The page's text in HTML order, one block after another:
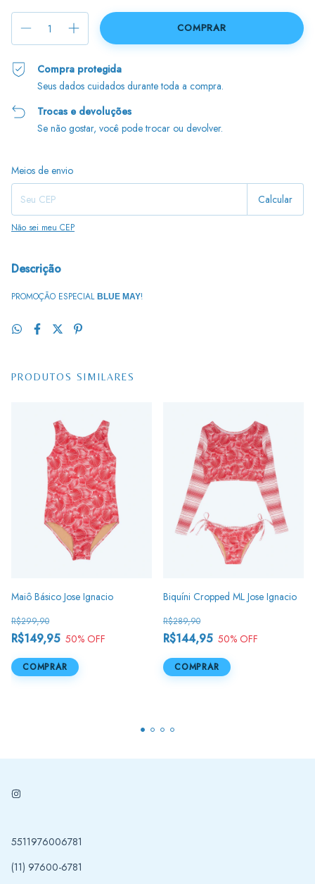
Compra protegida
Seus dados cuidados durante toda a compra.
Trocas e devoluções
Se não gostar, você pode trocar ou devolver.
Entregas para o CEP:
Meios de envio
Calcular
Não sei meu CEP
Descrição
PROMOÇÃO ESPECIAL BLUE MAY!
PRODUTOS SIMILARES
Maiô Básico Jose Ignacio
R$149,95
R$299,90
50% OFF
COMPRAR
Biquíni Cropped ML Jose Ignacio
R$144,95
R$289,90
50% OFF
COMPRAR
5511976006781
(11) 97600-6781